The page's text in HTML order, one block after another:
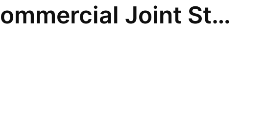
Prosperity and Growth Commercial Joint Stock Bank